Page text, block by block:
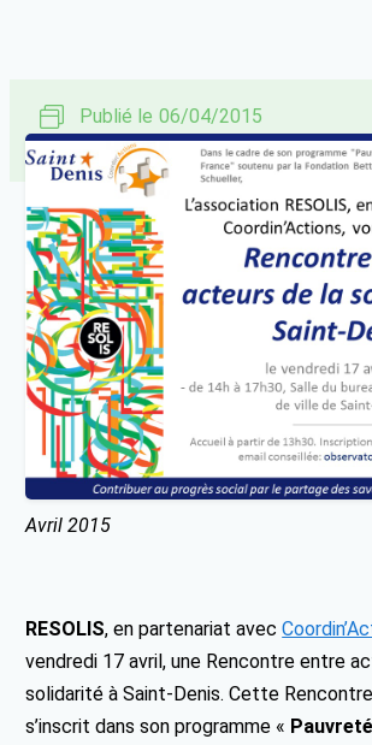
Publié le 06/04/2015
Avril 2015
RESOLIS, en partenariat avec
vendredi 17 avril, une Rencontre entre
solidaritéà Saint-Denis. Cette
s’inscrit dans son programme «